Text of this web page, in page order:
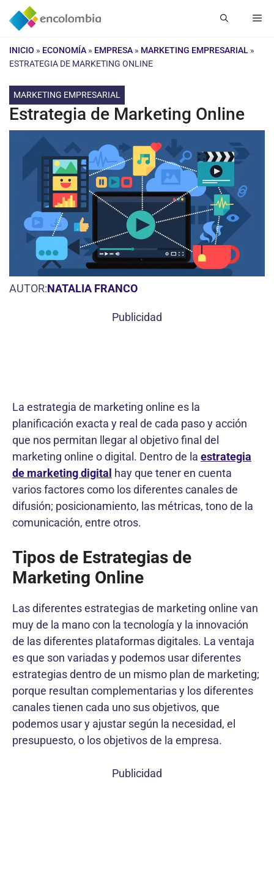
Saltar
INICIO » ECONOMÍA » EMPRESA » MARKETING EMPRESARIAL »
ESTRATEGIA DE MARKETING ONLINE
MARKETING EMPRESARIAL
Estrategia de Marketing Online
AUTOR:NATALIA FRANCO
Publicidad
La estrategia de marketing online es la
planificación exacta y real de cada paso y acción
que nos permitan llegar al objetivo final del
marketing online o digital. Dentro de la estrategia
de marketing digital hay que tener en cuenta
varios factores como los diferentes canales de
difusión; posicionamiento, las métricas, tono de la
comunicación, entre otros.
Tipos de Estrategias de
Marketing Online
Las diferentes estrategias de marketing online van
muy de la mano con la tecnología y la innovación
de las diferentes plataformas digitales. La ventaja
es que son variadas y podemos usar diferentes
estrategias dentro de un mismo plan de marketing;
porque resultan complementarias y los diferentes
canales tienen cada uno sus objetivos, que
podemos usar y ajustar según la necesidad, el
presupuesto, o los objetivos de la empresa.
Publicidad